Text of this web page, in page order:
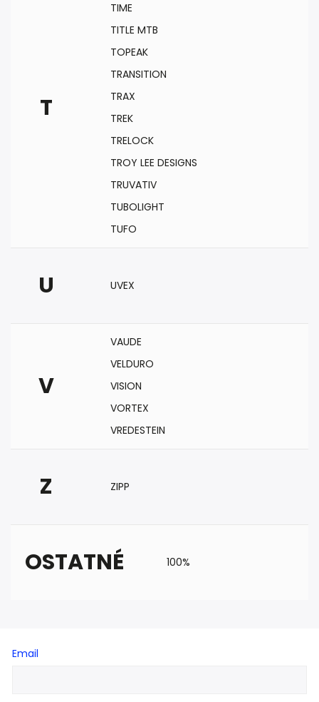
T
TIME
TITLE MTB
TOPEAK
TRANSITION
TRAX
TREK
TRELOCK
TROY LEE DESIGNS
TRUVATIV
TUBOLIGHT
TUFO
U UVEX
V
VAUDE
VELDURO
VISION
VORTEX
VREDESTEIN
Z ZIPP
OSTATNÉ 100%
Email